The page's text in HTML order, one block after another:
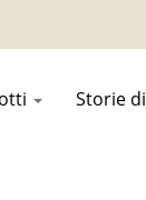
Storie